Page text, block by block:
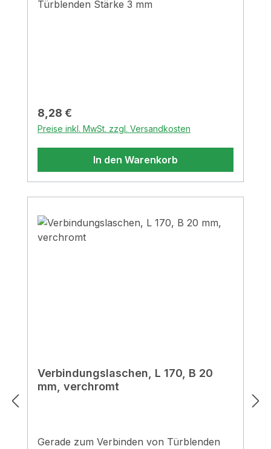
Türblenden Stärke 3 mm
Regulärer Preis:
8,28 €
Preise inkl. MwSt. zzgl. Versandkosten
In den Warenkorb
Verbindungslaschen, L 170, B 20
mm, verchromt
Gerade zum Verbinden von Türblenden